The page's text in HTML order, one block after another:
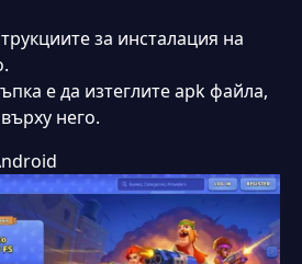
за инсталация на
е да изтеглите apk файла,
него.